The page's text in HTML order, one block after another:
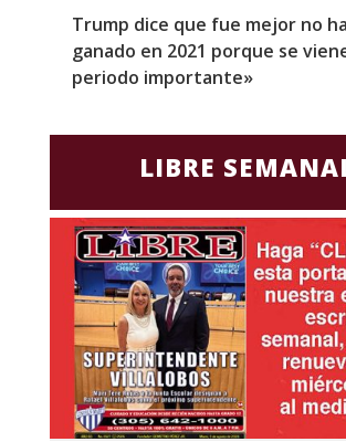
Trump dice que fue mejor no
ganado en 2021 porque se
periodo importante»
LIBRE